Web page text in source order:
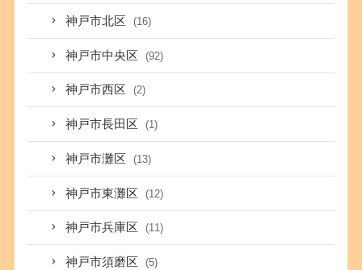
神戸市北区 (16)
神戸市中央区 (92)
神戸市西区 (2)
神戸市長田区 (1)
神戸市灘区 (13)
神戸市東灘区 (12)
神戸市兵庫区 (11)
神戸市須磨区 (5)